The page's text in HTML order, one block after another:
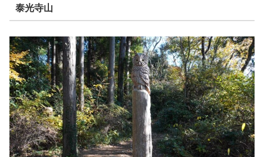
泰光寺山